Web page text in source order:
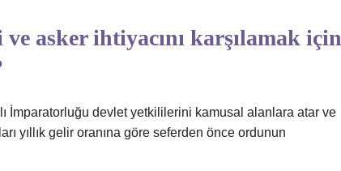
asker ihtiyacını karşılamak için
İmparatorluğu devlet yetkililerini kamusal alanlara atar ve
yıllık gelir oranına göre seferden önce ordunun